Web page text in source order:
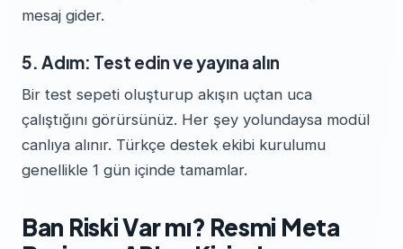
mesaj gider.
5. Adım: Test edin ve yayına alın
Bir test sepeti oluşturup akışın uçtan uca
çalıştığını görürsünüz. Her şey yolundaysa modül
canlıya alınır. Türkçe destek ekibi kurulumu
genellikle 1 gün içinde tamamlar.
Ban Riski Var mı? Resmi Meta